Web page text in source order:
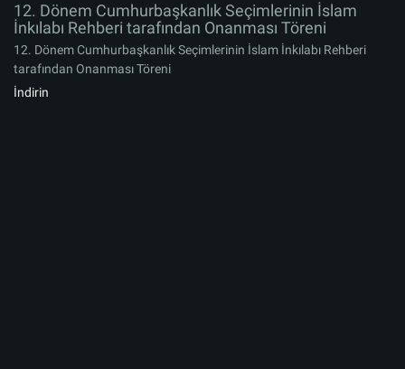
12. Dönem Cumhurbaşkanlık Seçimlerinin İslam
İnkılabı Rehberi tarafından Onanması Töreni
12. Dönem Cumhurbaşkanlık Seçimlerinin İslam İnkılabı Rehberi
tarafından Onanması Töreni
İndirin